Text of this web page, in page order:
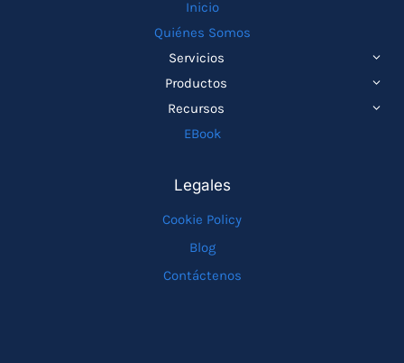
Inicio
Quiénes Somos
Servicios
HIJO
Productos
HIJO
Recursos
EBook
Legales
Cookie Policy
Blog
Contáctenos